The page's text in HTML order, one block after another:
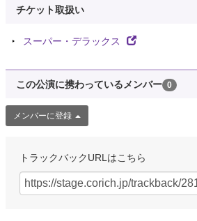
チケット取扱い
スーパー・デラックス
この公演に携わっているメンバー 0
メンバーに登録
トラックバックURLはこちら